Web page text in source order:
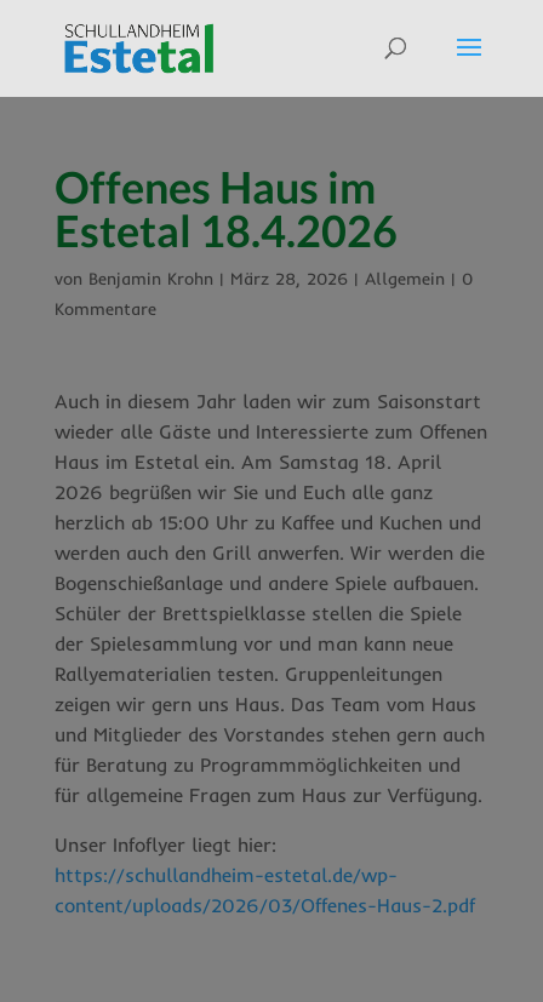
Offenes Haus im
Estetal 18.4.2026
von Benjamin Krohn | März 28, 2026 | Allgemein | 0
Kommentare
Auch in diesem Jahr laden wir zum Saisonstart
wieder alle Gäste und Interessierte zum Offenen
Haus im Estetal ein. Am Samstag 18. April
2026 begrüßen wir Sie und Euch alle ganz
herzlich ab 15:00 Uhr zu Kaffee und Kuchen und
werden auch den Grill anwerfen. Wir werden die
Bogenschießanlage und andere Spiele aufbauen.
Schüler der Brettspielklasse stellen die Spiele
der Spielesammlung vor und man kann neue
Rallyematerialien testen. Gruppenleitungen
zeigen wir gern uns Haus. Das Team vom Haus
und Mitglieder des Vorstandes stehen gern auch
für Beratung zu Programmmöglichkeiten und
für allgemeine Fragen zum Haus zur Verfügung.
Unser Infoflyer liegt hier:
https://schullandheim-estetal.de/wp-
content/uploads/2026/03/Offenes-Haus-2.pdf